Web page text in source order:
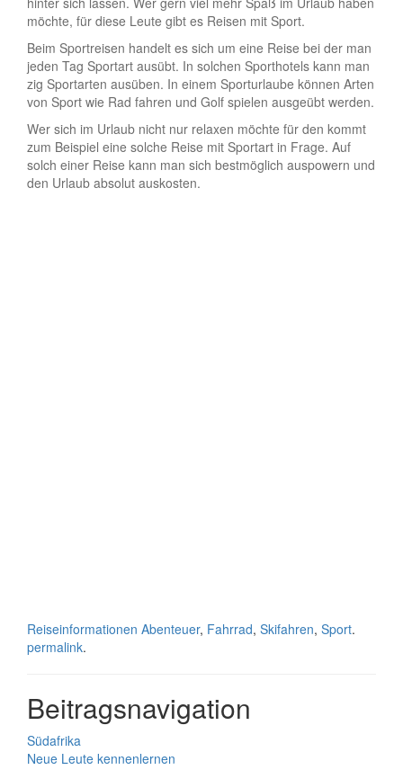
möchte, für diese Leute gibt es Reisen mit Sport.
Beim Sportreisen handelt es sich um eine Reise bei der man
jeden Tag Sportart ausübt. In solchen Sporthotels kann man
zig Sportarten ausüben. In einem Sporturlaube können Arten
von Sport wie Rad fahren und Golf spielen ausgeübt werden.
Wer sich im Urlaub nicht nur relaxen möchte für den kommt
zum Beispiel eine solche Reise mit Sportart in Frage. Auf
solch einer Reise kann man sich bestmöglich auspowern und
den Urlaub absolut auskosten.
Reiseinformationen Abenteuer, Fahrrad, Skifahren, Sport.
permalink.
Beitragsnavigation
Südafrika
Neue Leute kennenlernen